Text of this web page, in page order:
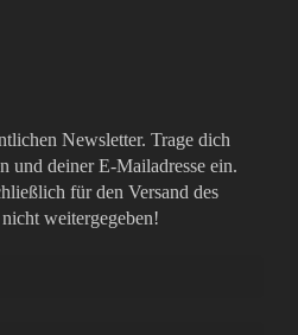
Newsletter. Trage dich
und deiner E-Mailadresse ein.
für den Versand des
weitergegeben!